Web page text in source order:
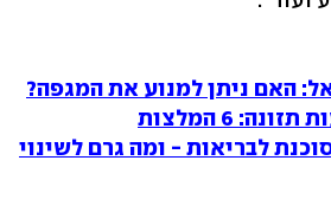
האם ניתן למנוע את המגפה?
6 המלצות
לבריאות - ומה גרם לשינוי